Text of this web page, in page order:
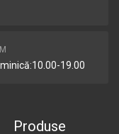
19.00
Produse